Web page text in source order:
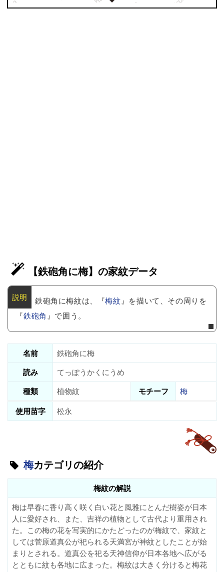
【鉄砲角に梅】の家紋データ
鉄砲角に梅紋は、『梅紋』を描いて、その周りを
『鉄砲角』で囲う。
名前
鉄砲角に梅
読み
てっぽうかくにうめ
種類
植物紋 モチーフ
梅
使用苗字
松永
梅カテゴリの紹介
梅紋の解説
梅は早春に香り高く咲く白い花と風雅にとんだ樹姿が日本
人に愛好され、また、吉祥の植物として古代より重用され
た。この梅の花を写実的にかたどったのが梅紋で、家紋と
しては菅原道真公が祀られる天満宮が神紋としたことが始
まりとされる。道真公を祀る天神信仰が日本各地へ広がる
とともに紋も各地に広まった。梅紋は大きく分けると梅花